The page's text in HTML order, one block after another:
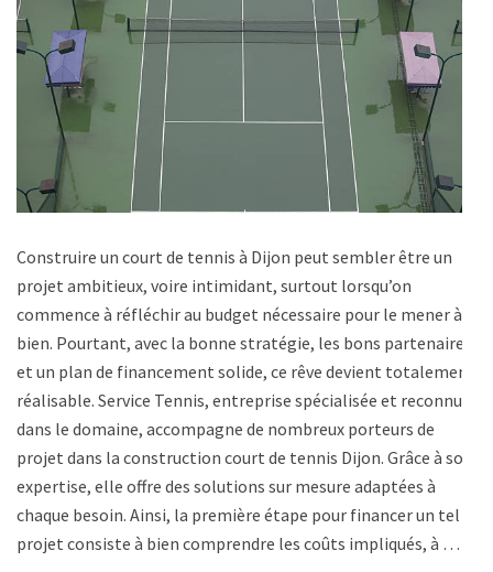
Construire un court de tennis à Dijon peut sembler être un
projet ambitieux, voire intimidant, surtout lorsqu’on
commence à réfléchir au budget nécessaire pour le mener à
bien. Pourtant, avec la bonne stratégie, les bons partenaires
et un plan de financement solide, ce rêve devient totalement
réalisable. Service Tennis, entreprise spécialisée et reconnue
dans le domaine, accompagne de nombreux porteurs de
projet dans la construction court de tennis Dijon. Grâce à son
expertise, elle offre des solutions sur mesure adaptées à
chaque besoin. Ainsi, la première étape pour financer un tel
projet consiste à bien comprendre les coûts impliqués, à …